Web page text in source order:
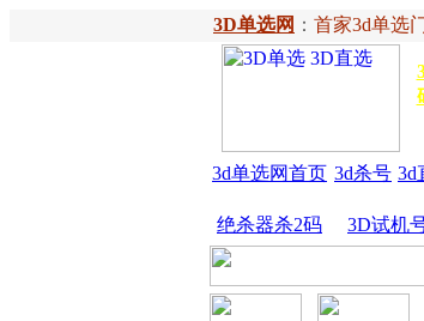
3D单选网 ： 首家3d单选
3d单选网首页 3d杀号 3d
绝杀器杀2码 3D试机